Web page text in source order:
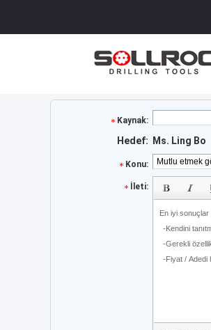
Kaynak:
Hedef: Ms. Ling Bo
Konu:
İleti: